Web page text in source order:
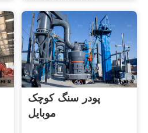
پودر سنگ کوچک
موبایل